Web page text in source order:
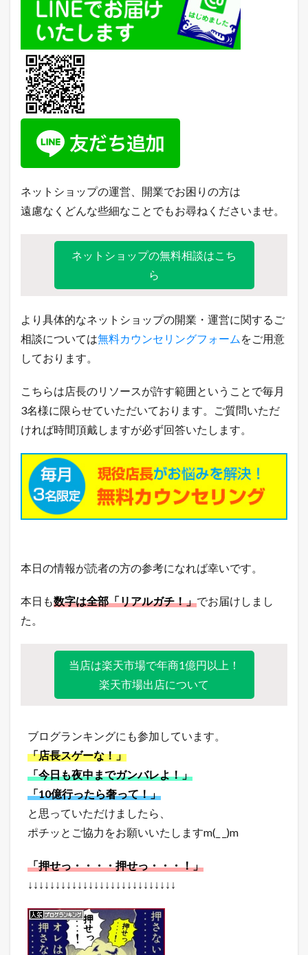
ネットショップの運営、開業でお困りの方は
遠慮なくどんな些細なことでもお尋ねくださいませ。
ネットショップの無料相談はこち
ら
より具体的なネットショップの開業・運営に関するご
相談については無料カウンセリングフォーム をご用意
しております。
こちらは店長のリソースが許す範囲ということで毎月
3名様に限らせていただいております。ご質問いただ
ければ時間頂戴しますが必ず回答いたします。
本日の情報が読者の方の参考になれば幸いです。
本日も数字は全部「リアルガチ！」でお届けしまし
た。
当店は楽天市場で年商1億円以上！
楽天市場出店について
ブログランキングにも参加しています。
「店長スゲーな！」
「今日も夜中までガンバレよ！」
「10億行ったら奢って！」
と思っていただけましたら、
ポチッとご協力をお願いいたしますm(_ _)m
「押せっ・・・・押せっ・・・！」
↓↓↓↓↓↓↓↓↓↓↓↓↓↓↓↓↓↓↓↓↓↓↓↓↓↓↓